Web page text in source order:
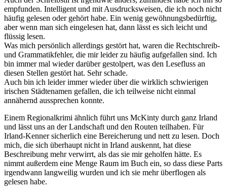
empfunden. Intelligent und mit Ausdrucksweisen, die ich noch nicht
häufig gelesen oder gehört habe. Ein wenig gewöhnungsbedürftig,
aber wenn man sich eingelesen hat, dann lässt es sich leicht und
flüssig lesen.
Was mich persönlich allerdings gestört hat, waren die Rechtschreib-
und Grammatikfehler, die mir leider zu häufig aufgefallen sind. Ich
bin immer mal wieder darüber gestolpert, was den Lesefluss an
diesen Stellen gestört hat. Sehr schade.
Auch bin ich leider immer wieder über die wirklich schwierigen
irischen Städtenamen gefallen, die ich teilweise nicht einmal
annähernd aussprechen konnte.
Einem Regionalkrimi ähnlich führt uns McKinty durch ganz Irland
und lässt uns an der Landschaft und den Routen teilhaben. Für
Irland-Kenner sicherlich eine Bereicherung und nett zu lesen. Doch
mich, die sich überhaupt nicht in Irland auskennt, hat diese
Beschreibung mehr verwirrt, als das sie mir geholfen hätte. Es
nimmt außerdem eine Menge Raum im Buch ein, so dass diese Parts
irgendwann langweilig wurden und ich sie mehr überflogen als
gelesen habe.